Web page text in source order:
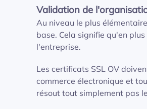
Validation de
Au niveau le plus
base. Cela signifie qu'en
l'entreprise.
Les certificats SSL OV
commerce électronique et
résout tout simplement pas